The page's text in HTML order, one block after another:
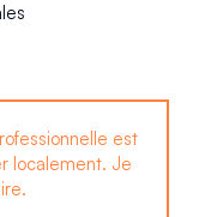
est
localement. Je